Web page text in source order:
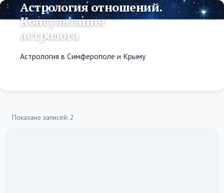
Астрология отношений.
Консультация
астролога
Астрология в Симферополе и Крыму
Показано записей: 2